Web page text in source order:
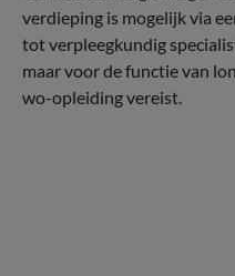
verdieping is mogelijk via
tot verpleegkundig
maar voor de functie van
wo-opleiding vereist.